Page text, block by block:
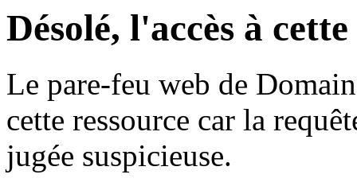
Désolé, l'accès à
Le pare-feu web de
cette ressource car la
jugée suspicieuse.